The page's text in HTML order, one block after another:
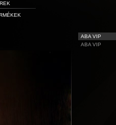
ABA VIP
ABA VIP